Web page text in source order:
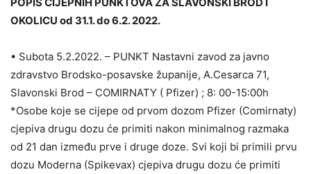
OKOLICU od 31.1. do 6.2. 2022.
• Subota 5.2.2022. – PUNKT Nastavni zavod za javno
zdravstvo Brodsko-posavske županije, A.Cesarca 71,
Slavonski Brod – COMIRNATY ( Pfizer) ; 8: 00-15:00h
*Osobe koje se cijepe od prvom dozom Pfizer (Comirnaty)
cjepiva drugu dozu će primiti nakon minimalnog razmaka
od 21 dan između prve i druge doze. Svi koji bi primili prvu
dozu Moderna (Spikevax) cjepiva drugu dozu će primiti